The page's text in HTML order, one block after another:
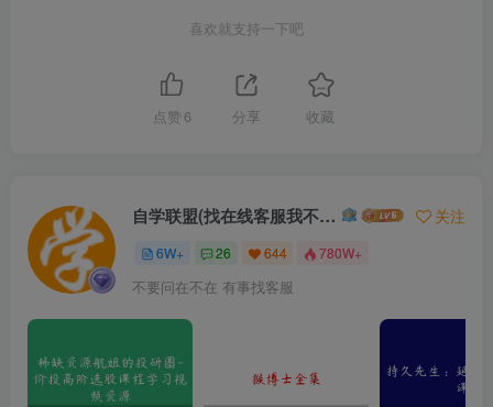
喜欢就支持一下吧
点赞 6 分享 收藏
自学联盟(找在线客服我不回信息的) 关注
6W+ 26 644 780W+
不要问在不在 有事找客服